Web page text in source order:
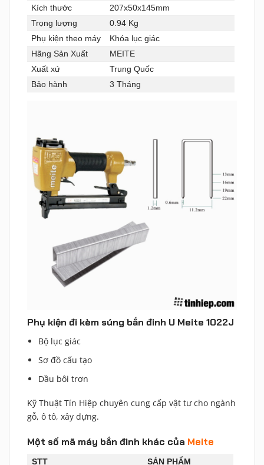
Kích thước
207x50x145mm
Trọng lượng
0.94 Kg
Phụ kiện theo máy
Khóa lục giác
Hãng Sản Xuất
MEITE
Xuất xứ
Trung Quốc
Bảo hành
3 Tháng
Phụ kiện đi kèm súng bắn đinh U Meite 1022J
Bộ lục giác
Sơ đồ cấu tạo
Dầu bôi trơn
Kỹ Thuật Tín Hiệp chuyên cung cấp vật tư cho ngành
gỗ, ô tô, xây dựng.
Một số mã máy bắn đinh khác của Meite
STT
SẢN PHẨM